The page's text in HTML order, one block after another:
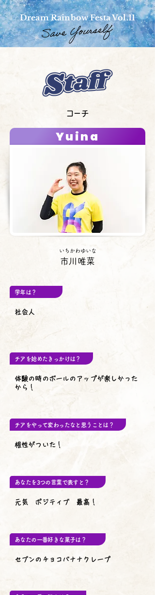
Dream Rainbow Festa Vol.11
コーチ
Yuina
いちかわゆいな
市川唯菜
学年は？
社会人
チアを始めたきっかけは？
体験の時のボールのアップが楽しかった
から！
チアをやって変わったなと思うことは？
根性がついた！
あなたを3つの言葉で表すと？
元気 ポジティブ 最高！
あなたの一番好きな菓子は？
セブンのチョコバナナクレープ